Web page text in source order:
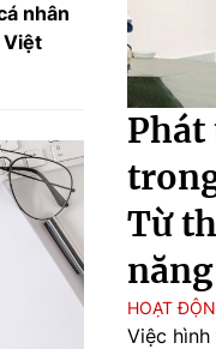
Từ
HOẠT
Việc
nhân
Việt